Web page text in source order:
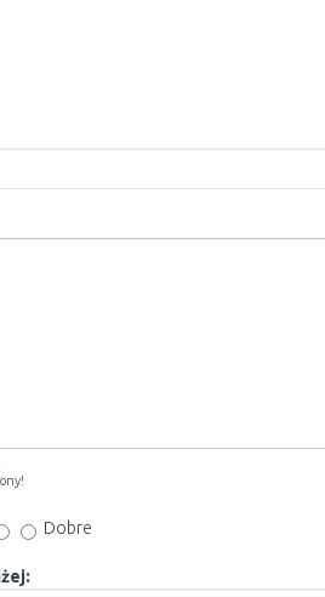
Dobre